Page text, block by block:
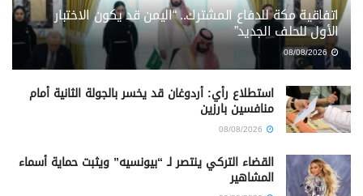
اتفاقية مكة للدفاع المشترك.. “اليمن قد يكون الاختبار
الأول للحلف الجديد”
08/08/2026
استطلاع رأي: أردوغان قد يخسر بالجولة الثانية أمام
منافسين بارزين
القضاء التركي ينتصر لـ “بيونسيه” ويثبت حماية أسماء
المشاهير